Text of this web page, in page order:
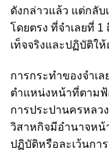
ดังกล่าวแล้ว แต่กลับ
โดยตรง ที่จำเลยที่
เท็จจริงและปฏิบัติใ
การกระทำของจำเล
ตำแหน่งหน้าที่ตามฟ้
การประปานครหลว
วิสาหกิจมีอำนาจหน้
ปฏิบัติหรือละเว้นกา